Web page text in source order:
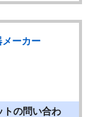
メーカー
トの問い合わ